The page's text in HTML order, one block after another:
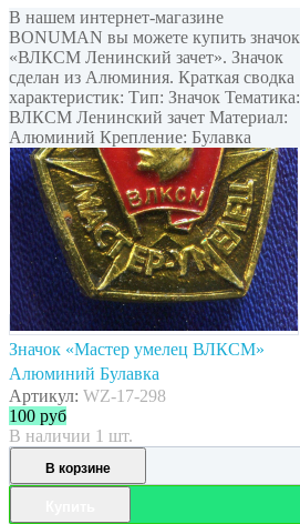
В нашем интернет-магазине
BONUMAN вы можете купить значок
«ВЛКСМ Ленинский зачет». Значок
сделан из Алюминия. Краткая сводка
характеристик: Тип: Значок Тематика:
ВЛКСМ Ленинский зачет Материал:
Алюминий Крепление: Булавка
Значок «Мастер умелец ВЛКСМ»
Алюминий Булавка
Артикул: WZ-17-298
100 руб
В наличии 1 шт.
В корзине